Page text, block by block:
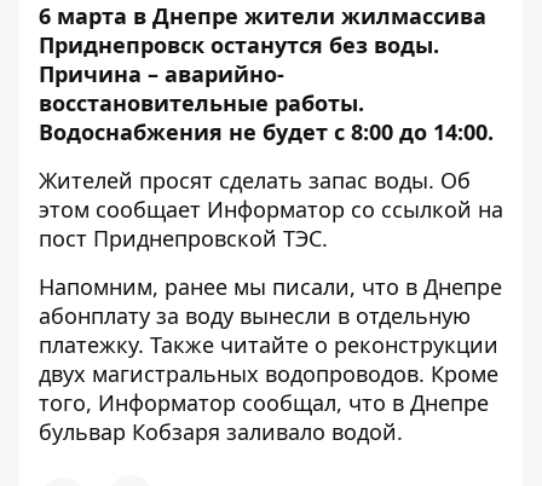
6 марта в Днепре жители жилмассива
Приднепровск останутся без воды.
Причина – аварийно-
восстановительные работы.
Водоснабжения не будет с 8:00 до 14:00.
Жителей просят сделать запас воды. Об
этом сообщает Информатор со ссылкой на
пост Приднепровской ТЭС.
Напомним, ранее мы писали, что в Днепре
абонплату за воду вынесли в отдельную
платежку. Также читайте о реконструкции
двух магистральных водопроводов. Кроме
того, Информатор сообщал, что в Днепре
бульвар Кобзаря заливало водой.